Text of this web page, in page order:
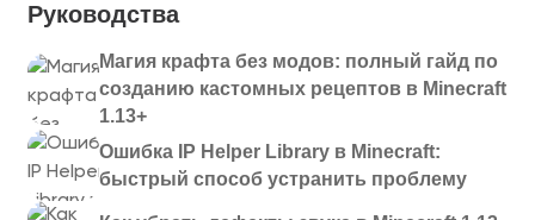
Руководства
Магия крафта без модов: полный гайд по
созданию кастомных рецептов в Minecraft
1.13+
Ошибка IP Helper Library в Minecraft:
быстрый способ устранить проблему